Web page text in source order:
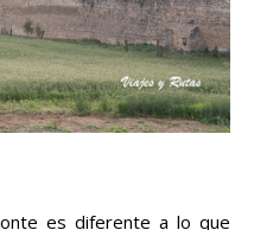
es diferente a lo que